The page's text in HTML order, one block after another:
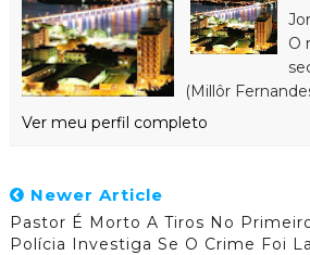
O
(Millôr
Ver meu perfil completo
Newer Article
Pastor É Morto A Tiros No
Polícia Investiga Se O Crime Foi